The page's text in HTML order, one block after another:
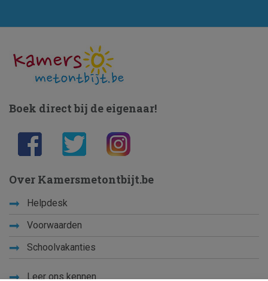
Boek direct bij de eigenaar!
Over Kamersmetontbijt.be
Helpdesk
Voorwaarden
Schoolvakanties
Leer ons kennen